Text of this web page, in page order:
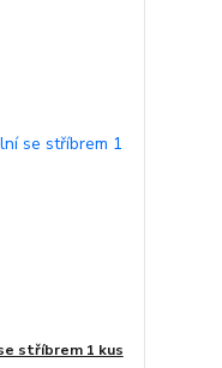
stříbrem 1 kus